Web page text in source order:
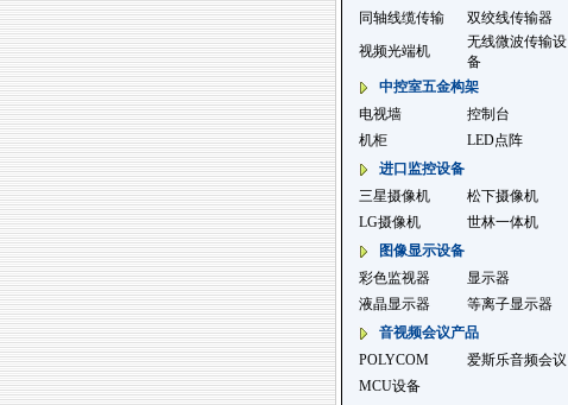
同轴线缆传输
双绞线传输器
视频光端机
无线微波传输设
备
中控室五金构架
电视墙
控制台
机柜
LED点阵
进口监控设备
三星摄像机
松下摄像机
LG摄像机
世林一体机
图像显示设备
彩色监视器
显示器
液晶显示器
等离子显示器
音视频会议产品
POLYCOM
爱斯乐音频会议
MCU设备